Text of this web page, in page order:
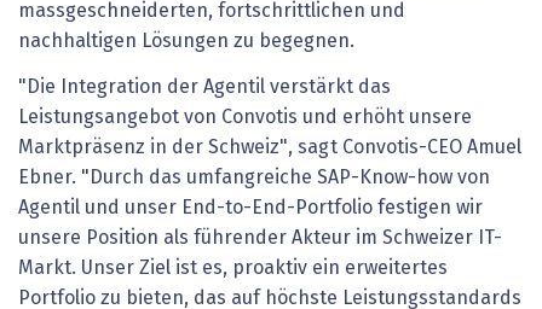
massgeschneiderten, fortschrittlichen und
nachhaltigen Lösungen zu begegnen.
"Die Integration der Agentil verstärkt das
Leistungsangebot von Convotis und erhöht unsere
Marktpräsenz in der Schweiz", sagt Convotis-CEO Amuel
Ebner. "Durch das umfangreiche SAP-Know-how von
Agentil und unser End-to-End-Portfolio festigen wir
unsere Position als führender Akteur im Schweizer IT-
Markt. Unser Ziel ist es, proaktiv ein erweitertes
Portfolio zu bieten, das auf höchste Leistungsstandards